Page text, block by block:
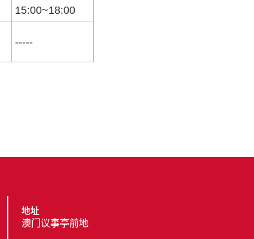
15:00~18:00
-----
地址
澳门议事亭前地